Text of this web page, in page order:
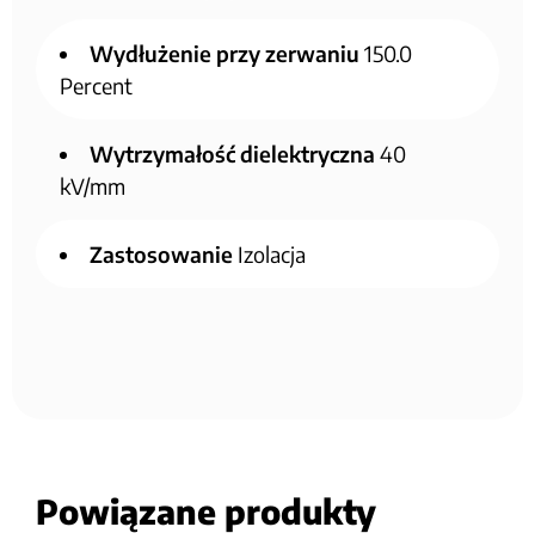
Wydłużenie przy zerwaniu 150.0
Percent
Wytrzymałość dielektryczna 40
kV/mm
Zastosowanie Izolacja
Powiązane produkty